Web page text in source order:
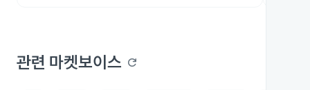
관련 마켓보이스 refresh